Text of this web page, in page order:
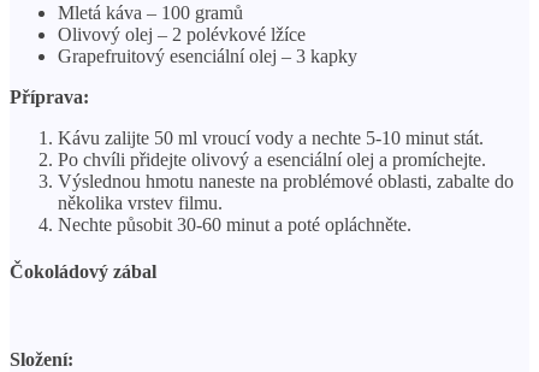
Mletá káva – 100 gramů
Olivový olej – 2 polévkové lžíce
Grapefruitový esenciální olej – 3 kapky
Příprava:
Kávu zalijte 50 ml vroucí vody a nechte 5-10 minut stát.
Po chvíli přidejte olivový a esenciální olej a promíchejte.
Výslednou hmotu naneste na problémové oblasti, zabalte do
několika vrstev filmu.
Nechte působit 30-60 minut a poté opláchněte.
Čokoládový zábal
Složení: